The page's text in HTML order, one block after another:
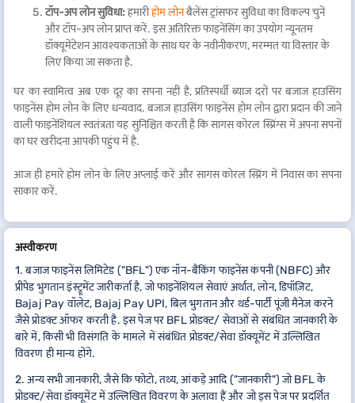
टॉप-अप लोन सुविधा: हमारीहोम लोनबैलेंस ट्रांसफर सुविधा का विकल्प चुनें
और टॉप-अप लोन प्राप्त करें. इस अतिरिक्त फाइनेंसिंग का उपयोग न्यूनतम
डॉक्यूमेंटेशन आवश्यकताओं के साथ घर के नवीनीकरण, मरम्मत या विस्तार के
लिए किया जा सकता है.
घर का स्वामित्व अब एक दूर का सपना नहीं है, प्रतिस्पर्धी ब्याज दरों पर बजाज हाउसिंग
फाइनेंस होम लोन के लिए धन्यवाद. बजाज हाउसिंग फाइनेंस होम लोन द्वारा प्रदान की जाने
वाली फाइनेंशियल स्वतंत्रता यह सुनिश्चित करती है कि सागस कोरल स्प्रिंग्स में अपना सपनों
का घर खरीदना आपकी पहुंच में है.
आज ही हमारे होम लोन के लिए अप्लाई करें और सागस कोरल स्प्रिंग में निवास का सपना
साकार करें.
अस्वीकरण
1. बजाज फाइनेंस लिमिटेड ("BFL") एक नॉन-बैंकिंग फाइनेंस कंपनी (NBFC) और
प्रीपेड भुगतान इंस्ट्रूमेंट जारीकर्ता है, जो फाइनेंशियल सेवाएं अर्थात, लोन, डिपॉज़िट,
Bajaj Pay वॉलेट, Bajaj Pay UPI, बिल भुगतान और थर्ड-पार्टी पूंजी मैनेज करने
जैसे प्रोडक्ट ऑफर करती है. इस पेज पर BFL प्रोडक्ट/ सेवाओं से संबंधित जानकारी के
बारे में, किसी भी विसंगति के मामले में संबंधित प्रोडक्ट/सेवा डॉक्यूमेंट में उल्लिखित
विवरण ही मान्य होंगे.
2. अन्य सभी जानकारी, जैसे कि फोटो, तथ्य, आंकड़े आदि ("जानकारी") जो BFL के
प्रोडक्ट/सेवा डॉक्यूमेंट में उल्लिखित विवरण के अलावा हैं और जो इस पेज पर प्रदर्शित